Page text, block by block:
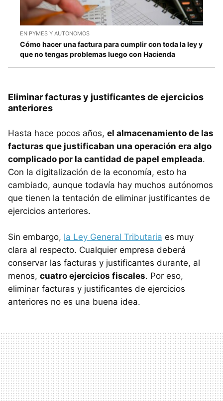
EN PYMES Y AUTONOMOS
Cómo hacer una factura para cumplir con toda la ley y
que no tengas problemas luego con Hacienda
Eliminar facturas y justificantes de ejercicios
anteriores
Hasta hace pocos años, el almacenamiento de las
facturas que justificaban una operación era algo
complicado por la cantidad de papel empleada.
Con la digitalización de la economía, esto ha
cambiado, aunque todavía hay muchos autónomos
que tienen la tentación de eliminar justificantes de
ejercicios anteriores.
Sin embargo, la Ley General Tributaria es muy
clara al respecto. Cualquier empresa deberá
conservar las facturas y justificantes durante, al
menos, cuatro ejercicios fiscales. Por eso,
eliminar facturas y justificantes de ejercicios
anteriores no es una buena idea.